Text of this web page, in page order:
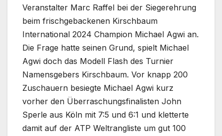
Veranstalter Marc Raffel bei der Siegerehrung
beim frischgebackenen Kirschbaum
International 2024 Champion Michael Agwi an.
Die Frage hatte seinen Grund, spielt Michael
Agwi doch das Modell Flash des Turnier
Namensgebers Kirschbaum. Vor knapp 200
Zuschauern besiegte Michael Agwi kurz
vorher den Überraschungsfinalisten John
Sperle aus Köln mit 7:5 und 6:1 und kletterte
damit auf der ATP Weltrangliste um gut 100